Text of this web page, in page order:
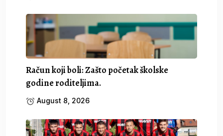
Račun koji boli: Zašto početak školske
godine roditeljima.
August 8, 2026